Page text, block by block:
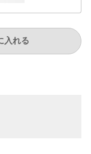
入れる